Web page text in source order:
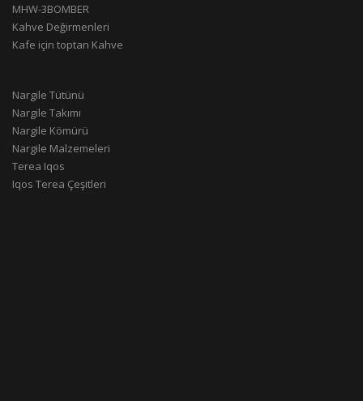
MHW-3BOMBER
Kahve Değirmenleri
Kafe için toptan Kahve
Nargile Tütünü
Nargile Takımı
Nargile Kömürü
Nargile Malzemeleri
Terea Iqos
Iqos Terea Çeşitleri